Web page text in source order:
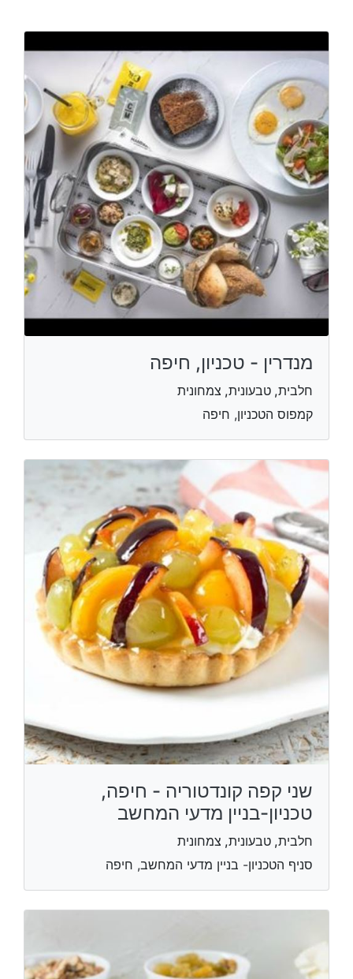
מנדרין - טכניון, חיפה
חלבית, טבעונית, צמחונית
קמפוס הטכניון, חיפה
שני קפה קונדטוריה - חיפה,
טכניון-בניין מדעי המחשב
חלבית, טבעונית, צמחונית
סניף הטכניון- בניין מדעי המחשב, חיפה